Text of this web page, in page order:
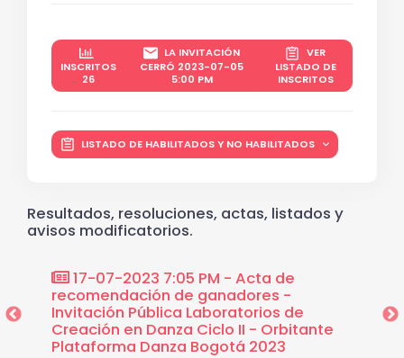
INSCRITOS
26
LA INVITACIÓN
CERRÓ 2023-07-05
5:00 PM
VER
LISTADO DE
INSCRITOS
LISTADO DE HABILITADOS Y NO HABILITADOS
Resultados, resoluciones, actas, listados y
avisos modificatorios.
17-07-2023 7:05 PM - Acta de
recomendación de ganadores -
Invitación Pública Laboratorios de
Creación en Danza Ciclo II - Orbitante
Plataforma Danza Bogotá 2023